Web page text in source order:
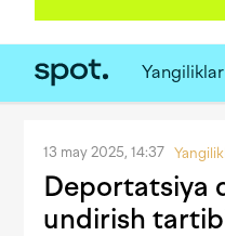
Yangiliklar
13 may 2025, 14:37
Deportatsiya
undirish